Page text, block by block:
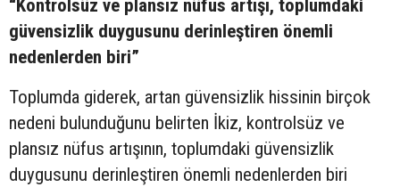
“Kontrolsüz ve plansız nüfus artışı, toplumdaki
güvensizlik duygusunu derinleştiren önemli
nedenlerden biri”
Toplumda giderek, artan güvensizlik hissinin birçok
nedeni bulunduğunu belirten İkiz, kontrolsüz ve
plansız nüfus artışının, toplumdaki güvensizlik
duygusunu derinleştiren önemli nedenlerden biri